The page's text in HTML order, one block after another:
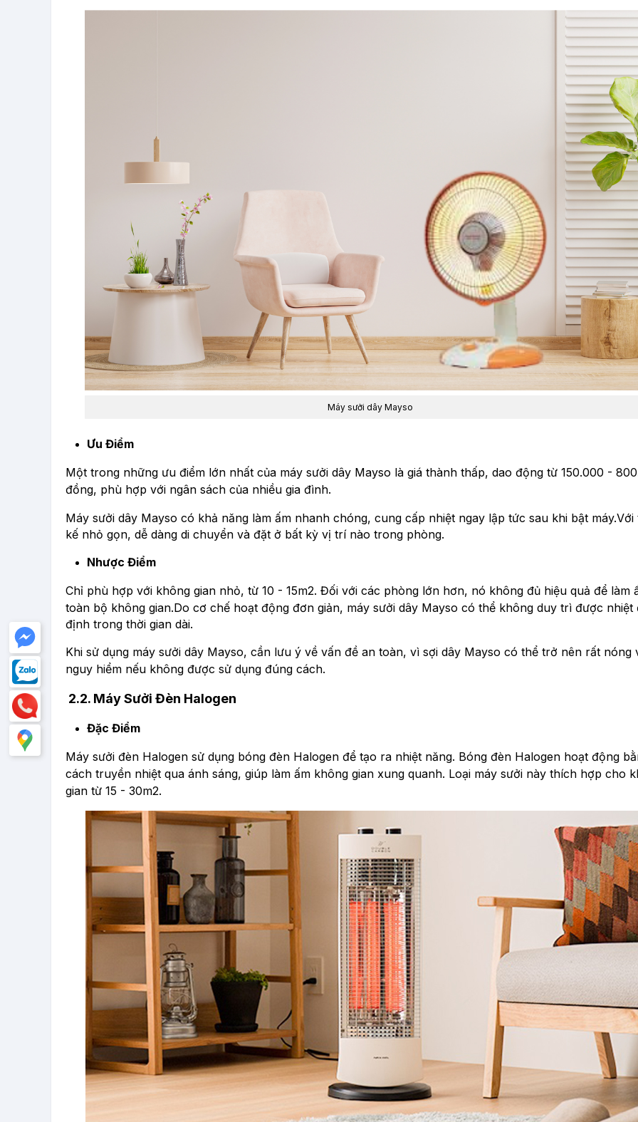
Máy sưởi dây Mayso
Ưu Điểm
Một trong những ưu điểm lớn nhất của máy sưởi dây Mayso là giá thành thấp, dao động từ 150.000 -
đồng, phù hợp với ngân sách của nhiều gia đình.
Máy sưởi dây Mayso có khả năng làm ấm nhanh chóng, cung cấp nhiệt ngay lập tức sau khi bật máy.Với
kế nhỏ gọn, dễ dàng di chuyển và đặt ở bất kỳ vị trí nào trong phòng.
Nhược Điểm
Chỉ phù hợp với không gian nhỏ, từ 10 - 15m2. Đối với các phòng lớn hơn, nó không đủ hiệu quả để làm
toàn bộ không gian.Do cơ chế hoạt động đơn giản, máy sưởi dây Mayso có thể không duy trì được nhiệt
định trong thời gian dài.
Khi sử dụng máy sưởi dây Mayso, cần lưu ý về vấn đề an toàn, vì sợi dây Mayso có thể trở nên rất nóng
nguy hiểm nếu không được sử dụng đúng cách.
2.2. Máy Sưởi Đèn Halogen
Đặc Điểm
Máy sưởi đèn Halogen sử dụng bóng đèn Halogen để tạo ra nhiệt năng. Bóng đèn Halogen hoạt động
cách truyền nhiệt qua ánh sáng, giúp làm ấm không gian xung quanh. Loại máy sưởi này thích hợp cho
gian từ 15 - 30m2.